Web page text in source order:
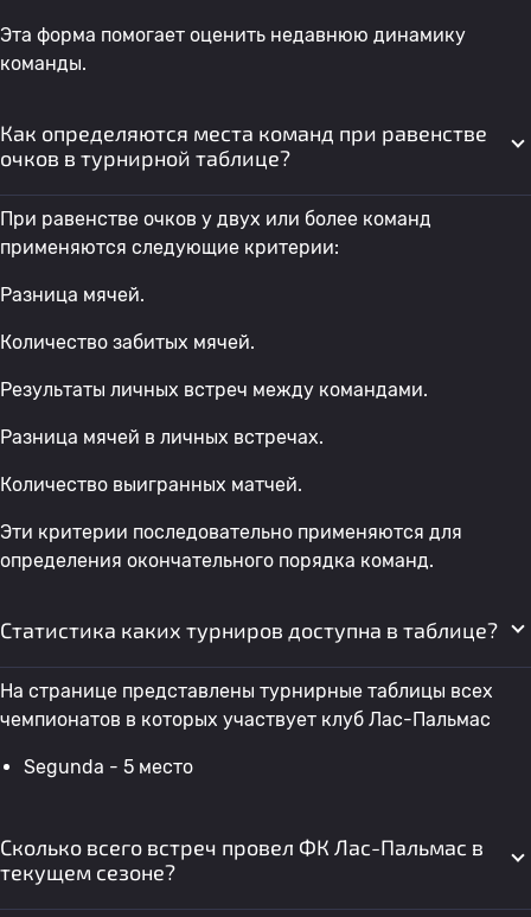
Эта форма помогает оценить недавнюю динамику
команды.
Как определяются места команд при равенстве
очков в турнирной таблице?
При равенстве очков у двух или более команд
применяются следующие критерии:
Разница мячей.
Количество забитых мячей.
Результаты личных встреч между командами.
Разница мячей в личных встречах.
Количество выигранных матчей.
Эти критерии последовательно применяются для
определения окончательного порядка команд.
Статистика каких турниров доступна в таблице?
На странице представлены турнирные таблицы всех
чемпионатов в которых участвует клуб Лас-Пальмас
Segunda - 5 место
Сколько всего встреч провел ФК Лас-Пальмас в
текущем сезоне?